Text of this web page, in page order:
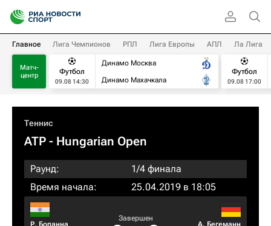
Главное Лига Чемпионов РПЛ Лига Европы АПЛ Ла Лига
Матч-
центр
Футбол
09.08 14:30
Динамо Москва
Динамо Махачкала
Футбол
09.08 17:00
Теннис
ATP - Hungarian Open
Раунд:
1/4 финала
Время начала:
25.04.2019 в 18:05
Р. Бопанна
Завершен
А. Бегеманн